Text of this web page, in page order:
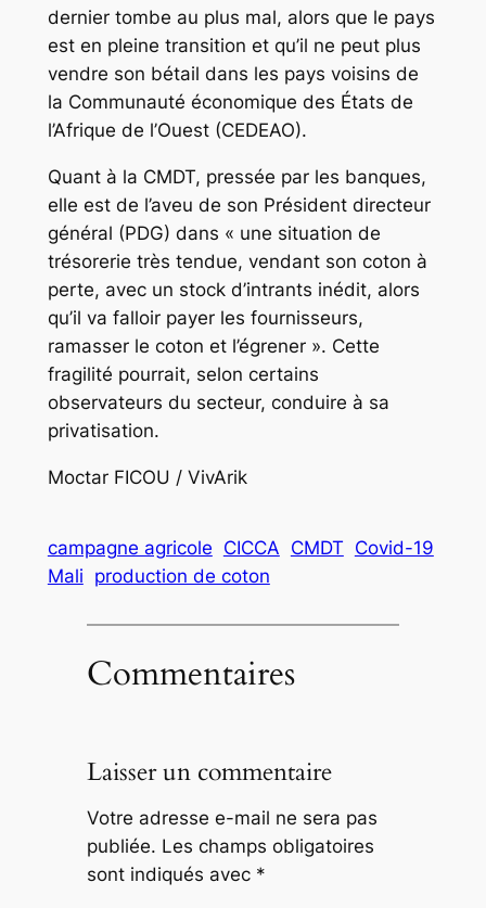
dernier tombe au plus mal, alors que le pays
est en pleine transition et qu’il ne peut plus
vendre son bétail dans les pays voisins de
la Communauté économique des États de
l’Afrique de l’Ouest (CEDEAO).
Quant à la CMDT, pressée par les banques,
elle est de l’aveu de son Président directeur
général (PDG) dans « une situation de
trésorerie très tendue, vendant son coton à
perte, avec un stock d’intrants inédit, alors
qu’il va falloir payer les fournisseurs,
ramasser le coton et l’égrener ». Cette
fragilité pourrait, selon certains
observateurs du secteur, conduire à sa
privatisation.
Moctar FICOU / VivArik
campagne agricole CICCA CMDT Covid-19
Mali production de coton
Commentaires
Laisser un commentaire
Votre adresse e-mail ne sera pas
publiée. Les champs obligatoires
sont indiqués avec *